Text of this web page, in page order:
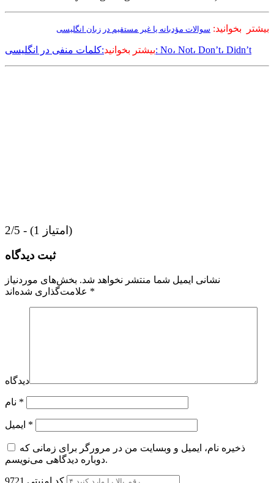
بیشتر بخوانید: سوالات مؤدبانه یا غیر مستقیم در زبان انگلیسی
بیشتر بخوانید:کلمات منفی در انگلیسی: No، Not، Don’t، Didn’t
2/5 - (1 امتیاز)
ثبت دیدگاه
نشانی ایمیل شما منتشر نخواهد شد. بخش‌های موردنیاز
*
دیدگاه
*
*
ذخیره نام، ایمیل و وبسایت من در مرورگر برای زمانی که
دوباره دیدگاهی می‌نویسم.
کد امنیتی 9721